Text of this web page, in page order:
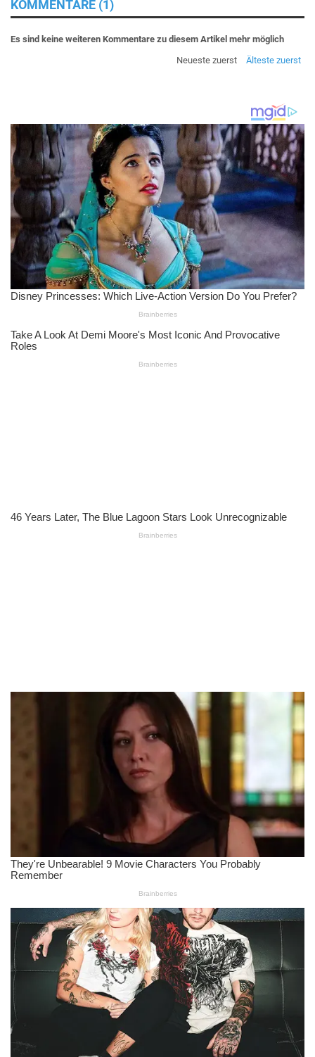
KOMMENTARE (1)
Es sind keine weiteren Kommentare zu diesem Artikel mehr möglich
Neueste zuerst
Älteste zuerst